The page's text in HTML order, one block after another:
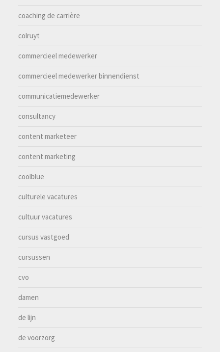
coaching de carrière
colruyt
commercieel medewerker
commercieel medewerker binnendienst
communicatiemedewerker
consultancy
content marketeer
content marketing
coolblue
culturele vacatures
cultuur vacatures
cursus vastgoed
cursussen
cvo
damen
de lijn
de voorzorg